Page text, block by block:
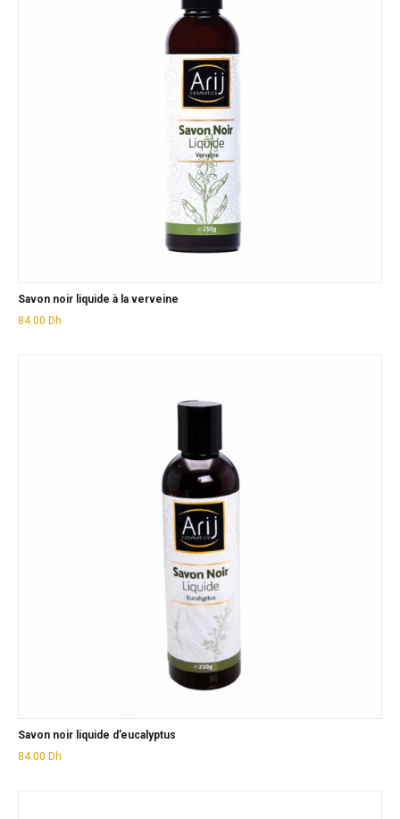
Savon noir liquide à la verveine
84.00 Dh
Savon noir liquide d’eucalyptus
84.00 Dh